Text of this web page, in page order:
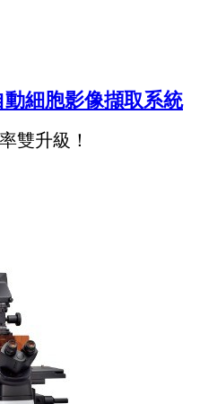
細胞影像擷取系統
雙升級！